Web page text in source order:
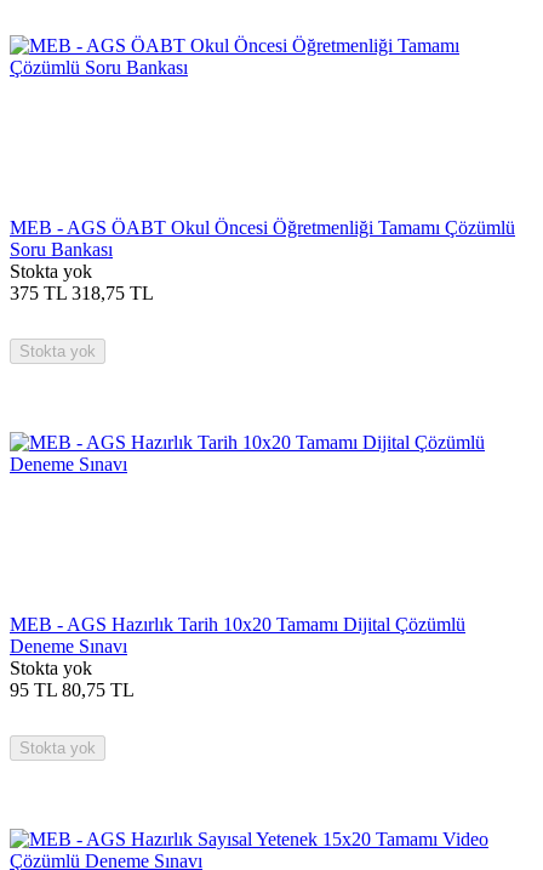
MEB - AGS ÖABT Okul Öncesi Öğretmenliği Tamamı Çözümlü
Soru Bankası
Stokta yok
375 TL 318,75 TL
Stokta yok
MEB - AGS Hazırlık Tarih 10x20 Tamamı Dijital Çözümlü
Deneme Sınavı
Stokta yok
95 TL 80,75 TL
Stokta yok